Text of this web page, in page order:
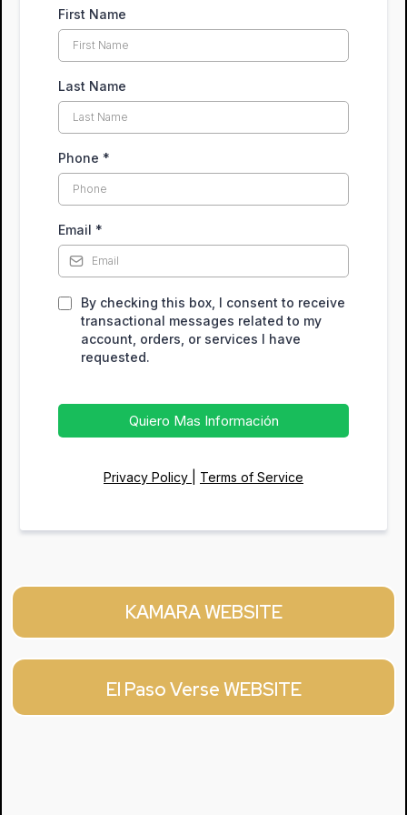
First Name
Last Name
Phone *
Email *
By checking this box, I consent to receive
transactional messages related to my
account, orders, or services I have
requested.
Quiero Mas Información
Privacy Policy Terms of Service
KAMARA WEBSITE
El Paso Verse WEBSITE